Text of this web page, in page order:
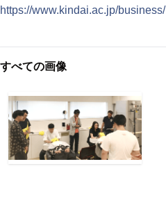
https://www.kindai.ac.jp/business/
すべての画像